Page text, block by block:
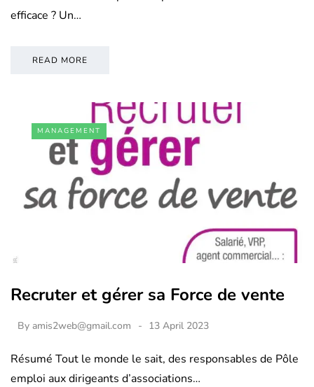
efficace ? Un…
READ MORE
MANAGEMENT
Recruter et gérer sa Force de vente
By amis2web@gmail.com 13 April 2023
Résumé Tout le monde le sait, des responsables de Pôle
emploi aux dirigeants d’associations…